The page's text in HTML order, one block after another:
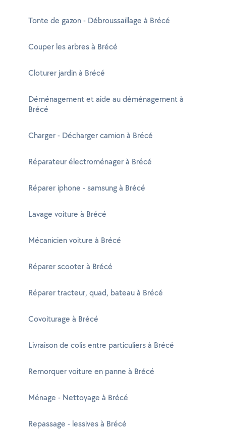
Tonte de gazon - Débroussaillage à Brécé
Couper les arbres à Brécé
Cloturer jardin à Brécé
Déménagement et aide au déménagement à
Brécé
Charger - Décharger camion à Brécé
Réparateur électroménager à Brécé
Réparer iphone - samsung à Brécé
Lavage voiture à Brécé
Mécanicien voiture à Brécé
Réparer scooter à Brécé
Réparer tracteur, quad, bateau à Brécé
Covoiturage à Brécé
Livraison de colis entre particuliers à Brécé
Remorquer voiture en panne à Brécé
Ménage - Nettoyage à Brécé
Repassage - lessives à Brécé